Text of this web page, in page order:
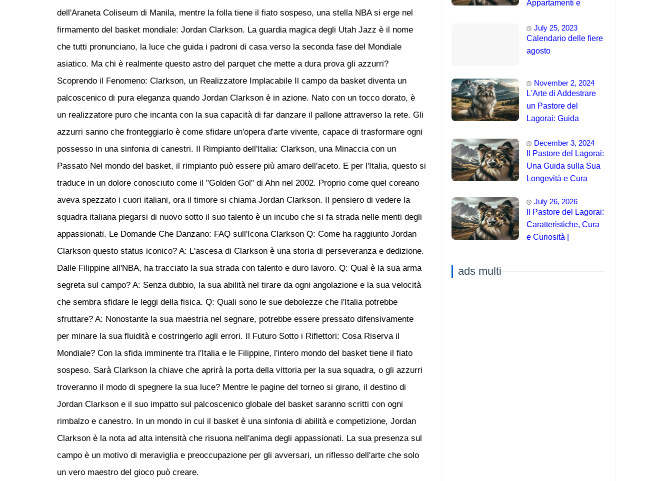
dell'Araneta Coliseum di Manila, mentre la folla tiene il fiato sospeso, una stella NBA si erge nel
firmamento del basket mondiale: Jordan Clarkson. La guardia magica degli Utah Jazz è il nome
che tutti pronunciano, la luce che guida i padroni di casa verso la seconda fase del Mondiale
asiatico. Ma chi è realmente questo astro del parquet che mette a dura prova gli azzurri?
Scoprendo il Fenomeno: Clarkson, un Realizzatore Implacabile Il campo da basket diventa un
palcoscenico di pura eleganza quando Jordan Clarkson è in azione. Nato con un tocco dorato, è
un realizzatore puro che incanta con la sua capacità di far danzare il pallone attraverso la rete. Gli
azzurri sanno che fronteggiarlo è come sfidare un'opera d'arte vivente, capace di trasformare ogni
possesso in una sinfonia di canestri. Il Rimpianto dell'Italia: Clarkson, una Minaccia con un
Passato Nel mondo del basket, il rimpianto può essere più amaro dell'aceto. E per l'Italia, questo si
traduce in un dolore conosciuto come il "Golden Gol" di Ahn nel 2002. Proprio come quel coreano
aveva spezzato i cuori italiani, ora il timore si chiama Jordan Clarkson. Il pensiero di vedere la
squadra italiana piegarsi di nuovo sotto il suo talento è un incubo che si fa strada nelle menti degli
appassionati. Le Domande Che Danzano: FAQ sull'Icona Clarkson Q: Come ha raggiunto Jordan
Clarkson questo status iconico? A: L'ascesa di Clarkson è una storia di perseveranza e dedizione.
Dalle Filippine all'NBA, ha tracciato la sua strada con talento e duro lavoro. Q: Qual è la sua arma
segreta sul campo? A: Senza dubbio, la sua abilità nel tirare da ogni angolazione e la sua velocità
che sembra sfidare le leggi della fisica. Q: Quali sono le sue debolezze che l'Italia potrebbe
sfruttare? A: Nonostante la sua maestria nel segnare, potrebbe essere pressato difensivamente
per minare la sua fluidità e costringerlo agli errori. Il Futuro Sotto i Riflettori: Cosa Riserva il
Mondiale? Con la sfida imminente tra l'Italia e le Filippine, l'intero mondo del basket tiene il fiato
sospeso. Sarà Clarkson la chiave che aprirà la porta della vittoria per la sua squadra, o gli azzurri
troveranno il modo di spegnere la sua luce? Mentre le pagine del torneo si girano, il destino di
Jordan Clarkson e il suo impatto sul palcoscenico globale del basket saranno scritti con ogni
rimbalzo e canestro. In un mondo in cui il basket è una sinfonia di abilità e competizione, Jordan
Clarkson è la nota ad alta intensità che risuona nell'anima degli appassionati. La sua presenza sul
campo è un motivo di meraviglia e preoccupazione per gli avversari, un riflesso dell'arte che solo
un vero maestro del gioco può creare.
Appartamenti e
July 25, 2023
Calendario delle fiere
agosto
November 2, 2024
L'Arte di Addestrare
un Pastore del
Lagorai: Guida
Principianti
December 3, 2024
Il Pastore del Lagorai:
Una Guida sulla Sua
Longevità e Cura
July 26, 2026
Il Pastore del Lagorai:
Caratteristiche, Cura
e Curiosità |
ads multi